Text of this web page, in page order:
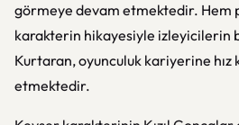
görmeye devam etmektedir. Hem
karakterin hikayesiyle izleyicilerin
Kurtaran, oyunculuk kariyerine hız
etmektedir.